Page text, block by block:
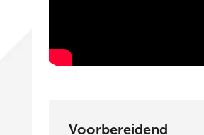
Voorbereidend